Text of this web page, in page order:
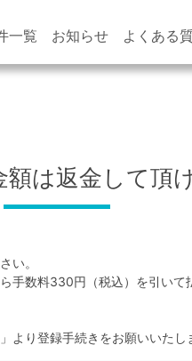
一覧 お知らせ よくある
は返金して頂
い。
手数料330円（税込）を引い
より登録手続きをお願いいたし